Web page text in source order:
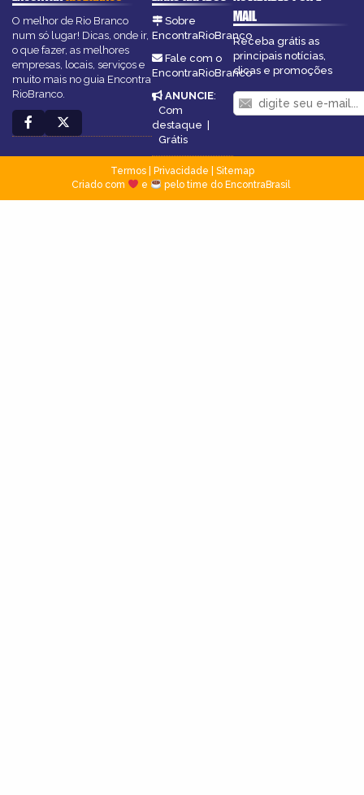
O melhor de Rio Branco
num só lugar! Dicas, onde ir,
o que fazer, as melhores
empresas, locais, serviços e
muito mais no guia Encontra
RioBranco.
Sobre
EncontraRioBranco
Fale com o
EncontraRioBranco
ANUNCIE:
Com
destaque
Grátis
MAIL
Receba grátis as
principais notícias,
dicas e promoções
Termos| Privacidade
Sitemap
Criado com
e pelo time do EncontraBrasil